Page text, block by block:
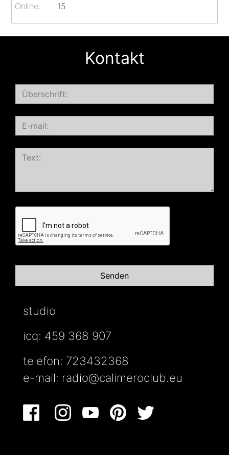
Online: 15
Kontakt
studio
icq: 459 368 907
telefon: 723432368
e-mail: radio@calimeroclub.eu